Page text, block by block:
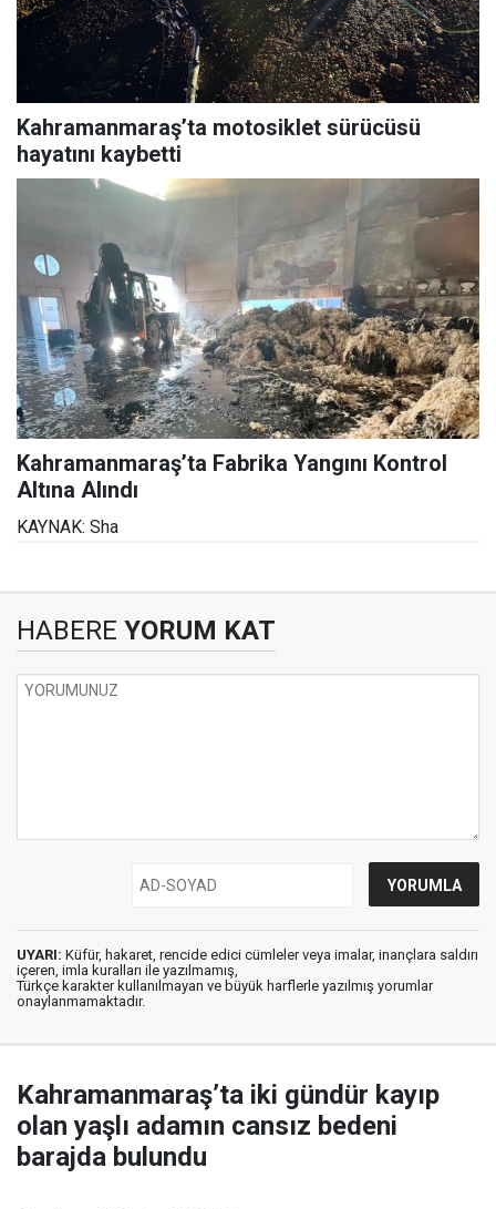
Kahramanmaraş’ta motosiklet sürücüsü
hayatını kaybetti
Kahramanmaraş’ta Fabrika Yangını Kontrol
Altına Alındı
KAYNAK: Sha
HABERE YORUM KAT
UYARI: Küfür, hakaret, rencide edici cümleler veya imalar, inançlara saldırı
içeren, imla kuralları ile yazılmamış,
Türkçe karakter kullanılmayan ve büyük harflerle yazılmış yorumlar
onaylanmamaktadır.
Kahramanmaraş’ta iki gündür kayıp
olan yaşlı adamın cansız bedeni
barajda bulundu